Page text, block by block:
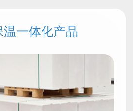
温一体化产品